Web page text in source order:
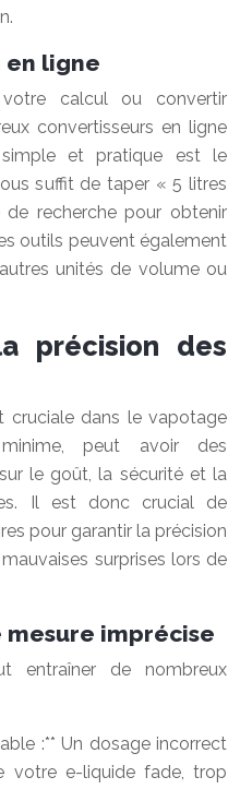
en ligne
calcul ou convertir
convertisseurs en ligne
et pratique est le
suffit de taper « 5 litres
recherche pour obtenir
outils peuvent également
unités de volume ou
précision des
cruciale dans le vapotage
peut avoir des
le goût, la sécurité et la
Il est donc crucial de
pour garantir la précision
surprises lors de
mesure imprécise
entraîner de nombreux
:** Un dosage incorrect
votre e-liquide fade, trop